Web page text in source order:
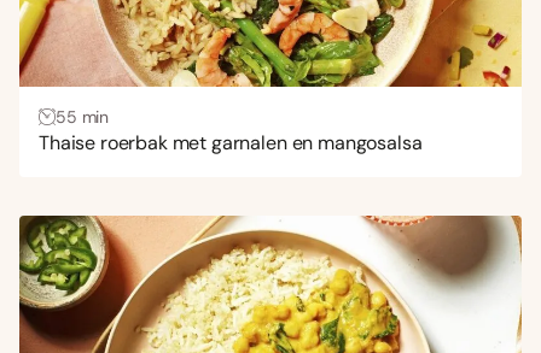
55 min
Thaise roerbak met garnalen en mangosalsa